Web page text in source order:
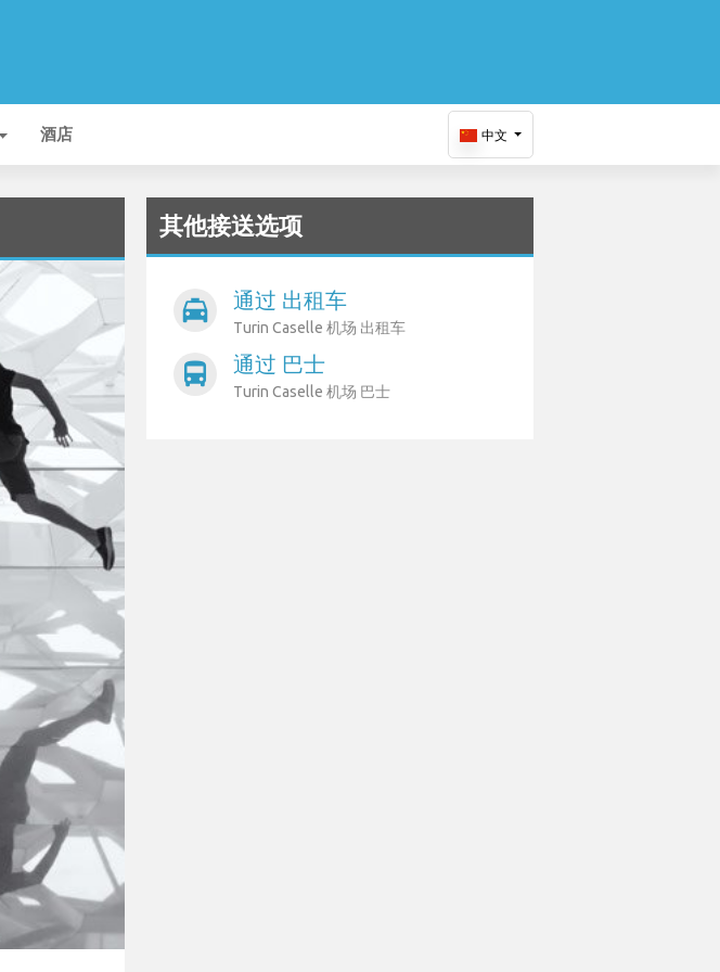
酒店 中文
其他接送选项
local_taxi 通过 出租车
Turin Caselle 机场 出租车
directions_bus 通过 巴士
Turin Caselle 机场 巴士